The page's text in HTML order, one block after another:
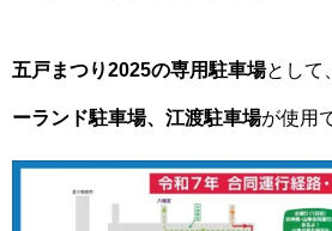
五戸まつり2025の専用駐車場として、
ーランド駐車場、江渡駐車場が使用